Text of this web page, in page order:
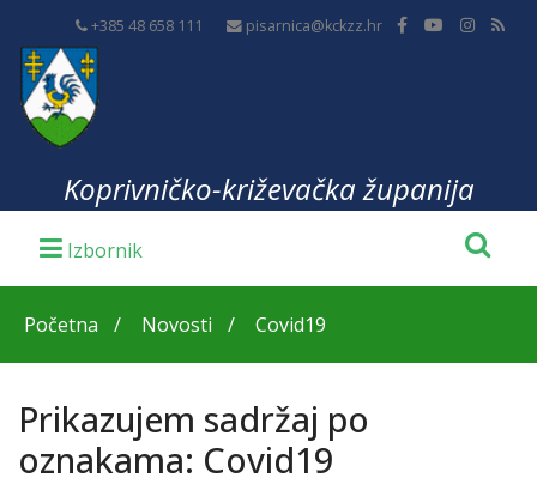
+385 48 658 111 pisarnica@kckzz.hr
Koprivničko-križevačka županija
Početna Novosti Covid19
Prikazujem sadržaj po
oznakama: Covid19